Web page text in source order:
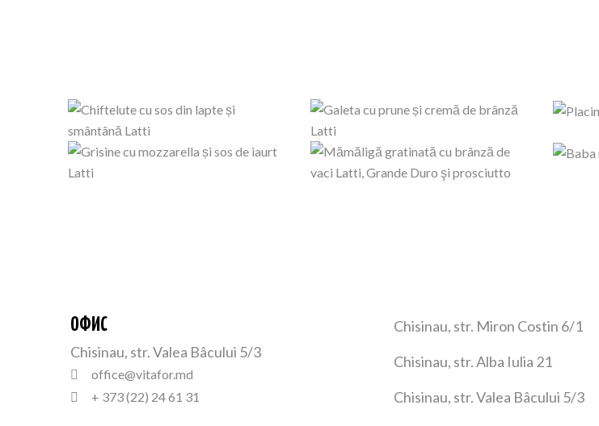
ОФИС
Chisinau, str. Valea Bâcului 5/3
office@vitafor.md
+ 373 (22) 24 61 31
Chisinau, str. Miron Costin 6/1
Chisinau, str. Alba Iulia 21
Chisinau, str. Valea Bâcului 5/3